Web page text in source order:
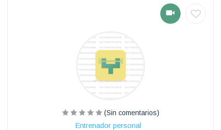
(Sin comentarios)
Entrenador personal